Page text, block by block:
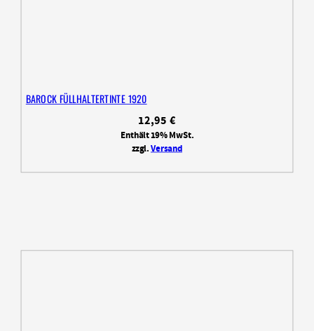
BAROCK FÜLLHALTERTINTE 1920
12,95 €
Enthält 19% MwSt.
zzgl.Versand